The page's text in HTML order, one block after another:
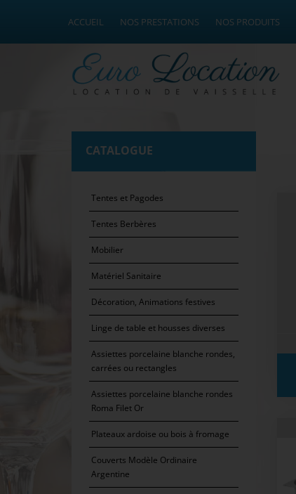
ACCUEIL NOS PRESTATIONS NOS PRODUITS
CATALOGUE
Tentes et Pagodes
Tentes Berbères
Mobilier
Matériel Sanitaire
Décoration, Animations festives
Linge de table et housses diverses
Assiettes porcelaine blanche rondes,
carrées ou rectangles
Assiettes porcelaine blanche rondes
Roma Filet Or
Plateaux ardoise ou bois à fromage
Couverts Modèle Ordinaire
Argentine